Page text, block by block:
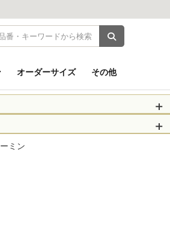
オーダーサイズ その他
ミン